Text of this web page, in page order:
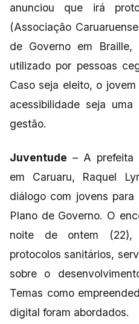
anunciou que irá
(Associação
de Governo em
utilizado por pessoas
Caso seja eleito, o
acessibilidade seja
gestão.
Juventude – A prefeita
em Caruaru, Raquel
diálogo com jovens
Plano de Governo. O
noite de ontem (22),
protocolos sanitários,
sobre o
Temas como
digital foram abordados.